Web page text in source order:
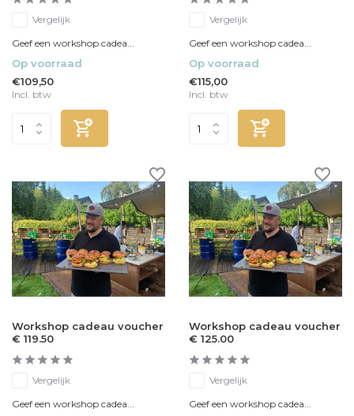
Vergelijk
Geef een workshop cadea...
Op voorraad
€109,50
Incl. btw
Vergelijk
Geef een workshop cadea...
Op voorraad
€115,00
Incl. btw
Workshop cadeau voucher
€ 119.50
Vergelijk
Geef een workshop cadea...
Workshop cadeau voucher
€ 125.00
Vergelijk
Geef een workshop cadea...